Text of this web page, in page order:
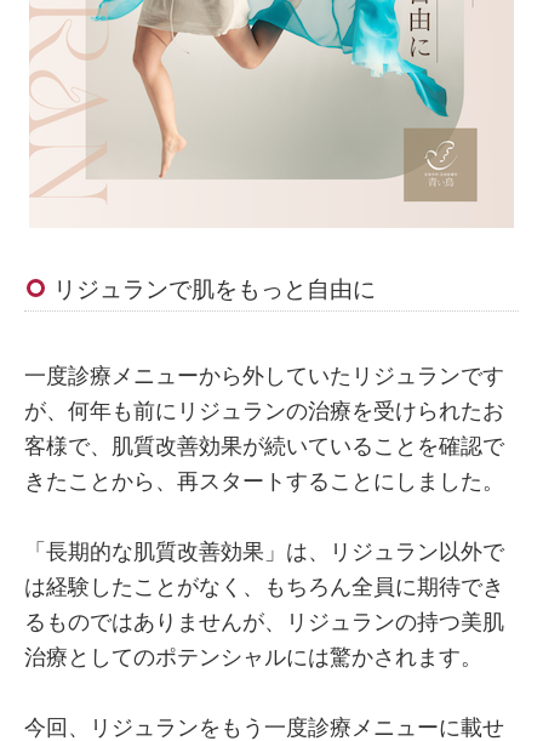
リジュランで肌をもっと自由に
一度診療メニューから外していたリジュランです
が、何年も前にリジュランの治療を受けられたお
客様で、肌質改善効果が続いていることを確認で
きたことから、再スタートすることにしました。
「長期的な肌質改善効果」は、リジュラン以外で
は経験したことがなく、もちろん全員に期待でき
るものではありませんが、リジュランの持つ美肌
治療としてのポテンシャルには驚かされます。
今回、リジュランをもう一度診療メニューに載せ